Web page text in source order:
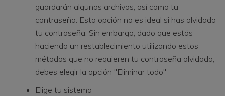
guardarán algunos archivos, así como tu
contraseña. Esta opción no es ideal si has olvidado
tu contraseña. Sin embargo, dado que estás
haciendo un restablecimiento utilizando estos
métodos que no requieren tu contraseña olvidada,
debes elegir la opción "Eliminar todo"
Elige tu sistema